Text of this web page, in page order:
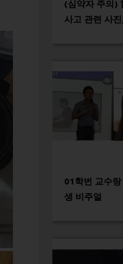
(심약자 주의)
사고 관련 사
01학번 교수
생 비주얼